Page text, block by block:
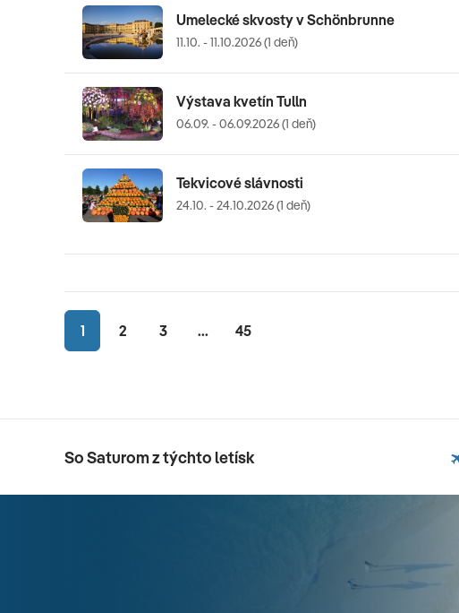
Umelecké skvosty v Schönbrunne
11.10. - 11.10.2026 (1 deň)
Výstava kvetín Tulln
06.09. - 06.09.2026 (1 deň)
Tekvicové slávnosti
24.10. - 24.10.2026 (1 deň)
1 2 3 ... 45
So Saturom z týchto letísk